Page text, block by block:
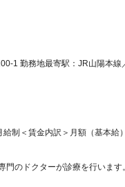
1 勤務地最寄駅：JR山陽本線
制＜賃金内訳＞月額（基本給
門のドクターが診療を行いま